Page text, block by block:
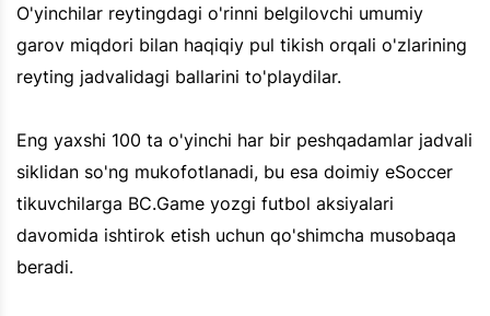
O'yinchilar reytingdagi o'rinni belgilovchi umumiy
garov miqdori bilan haqiqiy pul tikish orqali o'zlarining
reyting jadvalidagi ballarini to'playdilar.
Eng yaxshi 100 ta o'yinchi har bir peshqadamlar jadvali
siklidan so'ng mukofotlanadi, bu esa doimiy eSoccer
tikuvchilarga BC.Game yozgi futbol aksiyalari
davomida ishtirok etish uchun qo'shimcha musobaqa
beradi.